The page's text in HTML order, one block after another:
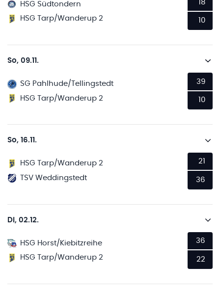
HSG Südtondern
HSG Tarp/Wanderup 2
18
10
So, 09.11.
SG Pahlhude/Tellingstedt
HSG Tarp/Wanderup 2
39
10
So, 16.11.
HSG Tarp/Wanderup 2
TSV Weddingstedt
21
36
Di, 02.12.
HSG Horst/Kiebitzreihe
HSG Tarp/Wanderup 2
36
22